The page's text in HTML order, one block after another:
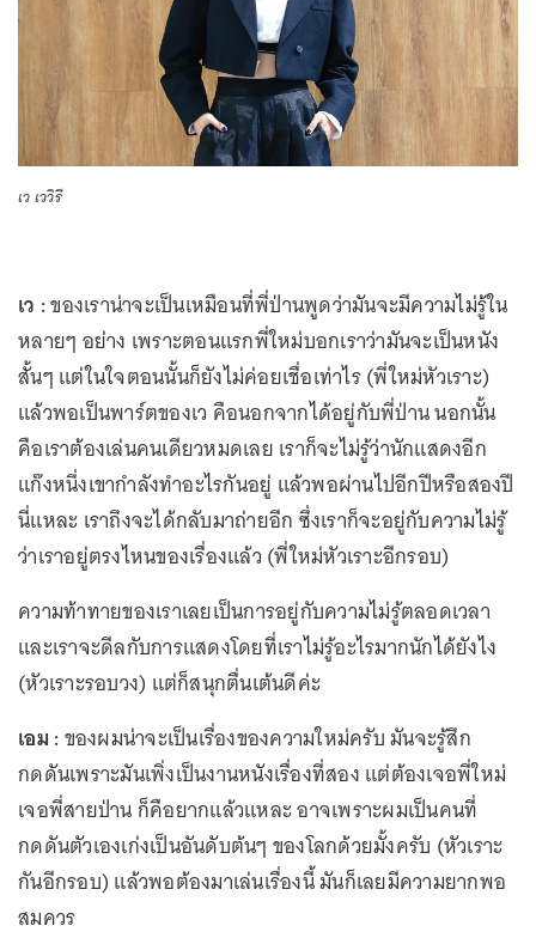
เว เววิรี
เว :ของเราน่าจะเป็นเหมือนที่พี่ป่านพูดว่ามันจะมีความไม่รู้ใน
หลายๆ อย่าง เพราะตอนแรกพี่ใหม่บอกเราว่ามันจะเป็นหนัง
สั้นๆ แต่ในใจตอนนั้นก็ยังไม่ค่อยเชื่อเท่าไร (พี่ใหม่หัวเราะ)
แล้วพอเป็นพาร์ตของเว คือนอกจากได้อยู่กับพี่ป่าน นอกนั้น
คือเราต้องเล่นคนเดียวหมดเลย เราก็จะไม่รู้ว่านักแสดงอีก
แก๊งหนึ่งเขากำลังทำอะไรกันอยู่ แล้วพอผ่านไปอีกปีหรือสองปี
นี่แหละ เราถึงจะได้กลับมาถ่ายอีก ซึ่งเราก็จะอยู่กับความไม่รู้
ว่าเราอยู่ตรงไหนของเรื่องแล้ว (พี่ใหม่หัวเราะอีกรอบ)
ความท้าทายของเราเลยเป็นการอยู่กับความไม่รู้ตลอดเวลา
และเราจะดีลกับการแสดงโดยที่เราไม่รู้อะไรมากนักได้ยังไง
(หัวเราะรอบวง) แต่ก็สนุกตื่นเต้นดีค่ะ
เอม :ของผมน่าจะเป็นเรื่องของความใหม่ครับ มันจะรู้สึก
กดดันเพราะมันเพิ่งเป็นงานหนังเรื่องที่สอง แต่ต้องเจอพี่ใหม่
เจอพี่สายป่าน ก็คือยากแล้วแหละ อาจเพราะผมเป็นคนที่
กดดันตัวเองเก่งเป็นอันดับต้นๆ ของโลกด้วยมั้งครับ (หัวเราะ
กันอีกรอบ) แล้วพอต้องมาเล่นเรื่องนี้ มันก็เลยมีความยากพอ
สมควร